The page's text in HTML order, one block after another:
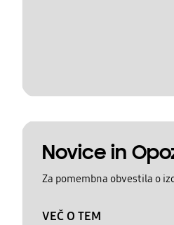
Novice in
Za pomembna obvestila o
VEČ O TEM